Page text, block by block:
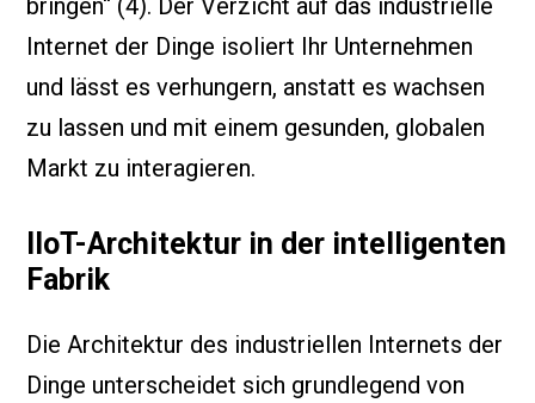
bringen“ (4). Der Verzicht auf das industrielle
Internet der Dinge isoliert Ihr Unternehmen
und lässt es verhungern, anstatt es wachsen
zu lassen und mit einem gesunden, globalen
Markt zu interagieren.
IIoT-Architektur in der intelligenten
Fabrik
Die Architektur des industriellen Internets der
Dinge unterscheidet sich grundlegend von